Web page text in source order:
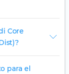
Core
para el